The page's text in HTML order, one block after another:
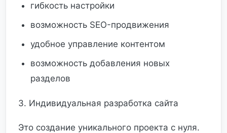
гибкость настройки
возможность SEO-продвижения
удобное управление контентом
возможность добавления новых
разделов
3. Индивидуальная разработка сайта
Это создание уникального проекта с нуля.